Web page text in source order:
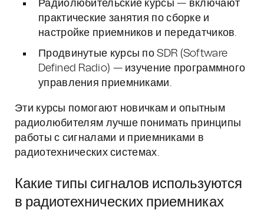
Радиолюбительские курсы — включают
практические занятия по сборке и
настройке приемников и передатчиков.
Продвинутые курсы по SDR (Software
Defined Radio) — изучение программного
управления приемниками.
Эти курсы помогают новичкам и опытным
радиолюбителям лучше понимать принципы
работы с сигналами и приемниками в
радиотехнических системах.
Какие типы сигналов используются
в радиотехнических приемниках